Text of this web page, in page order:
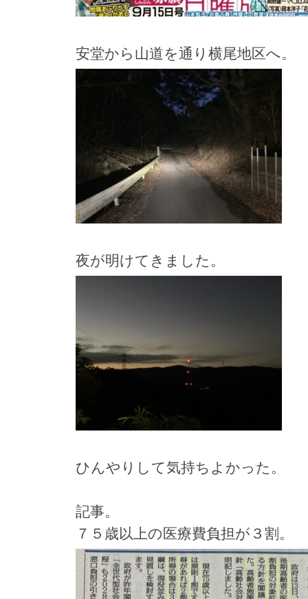
安堂から山道を通り横尾地区へ。
夜が明けてきました。
ひんやりして気持ちよかった。
記事。
７５歳以上の医療費負担が３割。